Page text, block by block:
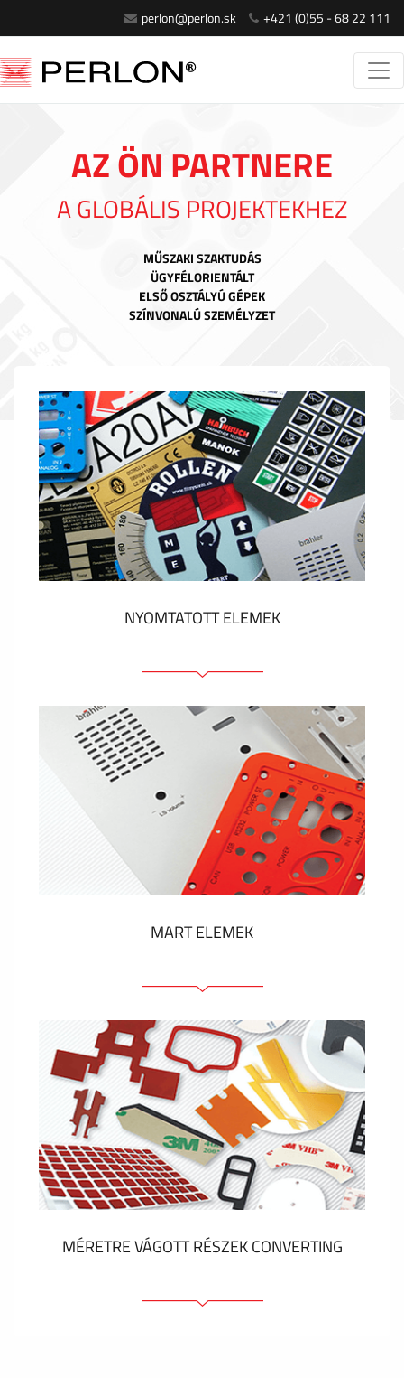
perlon@perlon.sk +421 (0)55 - 68 22 111
AZ ÖN PARTNERE
A GLOBÁLIS PROJEKTEKHEZ
MŰSZAKI SZAKTUDÁS
ÜGYFÉLORIENTÁLT
ELSŐ OSZTÁLYÚ GÉPEK
SZÍNVONALÚ SZEMÉLYZET
NYOMTATOTT ELEMEK
Fóliacímkék
Fóliabillentyűzet, Membrános billentyűzet
Fém címkék
Címkék
Műanyag címkék és cédulák
MUTASS TÖBBET
MART ELEMEK
Előlapok (elülső, tartó)
Anodizált panelek
Színes panelek
Panelek szerelőelemekkel
Gravírozott címkék
MUTASS TÖBBET
MÉRETRE VÁGOTT RÉSZEK CONVERTING